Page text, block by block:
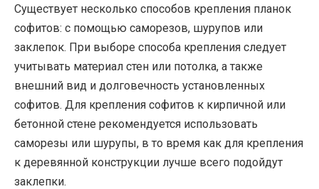
Существует несколько способов крепления планок
софитов: с помощью саморезов, шурупов или
заклепок. При выборе способа крепления следует
учитывать материал стен или потолка, а также
внешний вид и долговечность установленных
софитов. Для крепления софитов к кирпичной или
бетонной стене рекомендуется использовать
саморезы или шурупы, в то время как для крепления
к деревянной конструкции лучше всего подойдут
заклепки.